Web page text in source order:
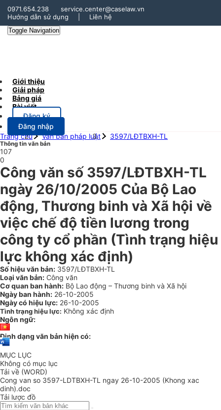
0971.654.238
service.center@caselaw.vn
Hướng dẫn sử dụng
Liên hệ
Toggle Navigation
Giới thiệu
Giải pháp
Bảng giá
Bài viết
Đăng ký
Đăng nhập
Trang chủ
Văn bản pháp luật 3597/LĐTBXH-TL
Thông tin văn bản
107
0
Công văn số 3597/LĐTBXH-TL
ngày 26/10/2005 Của Bộ Lao
động, Thương binh và Xã hội về
việc chế độ tiền lương trong
công ty cổ phần (Tình trạng hiệu
lực không xác định)
Số hiệu văn bản: 3597/LĐTBXH-TL
Loại văn bản: Công văn
Cơ quan ban hành: Bộ Lao động – Thương binh và Xã hội
Ngày ban hành: 26-10-2005
Ngày có hiệu lực: 26-10-2005
Tình trạng hiệu lực: Không xác định
Ngôn ngữ:
Định dạng văn bản hiện có:
MỤC LỤC
Không có mục lục
Tải về (WORD)
Cong van so 3597-LDTBXH-TL ngay 26-10-2005 (Khong xac
dinh).doc
Tải lược đồ